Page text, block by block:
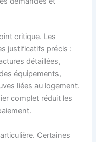
critique. Les
justificatifs précis :
détaillées,
équipements,
liées au logement.
complet réduit les
Certaines